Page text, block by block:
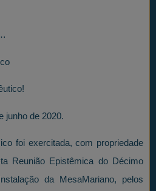
junho de 2020.
foi exercitada, com propriedade
Reunião Epistêmica do Décimo
da MesaMariano, pelos